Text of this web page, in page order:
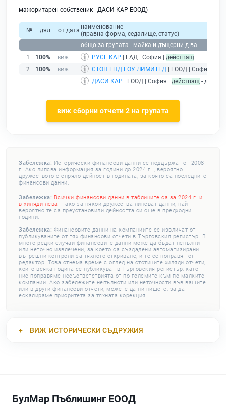
мажоритарен собственик - ДАСИ КАР ЕООД)
№ дял от дата наименование
(правна форма, седалище, статус)
общо за групата - майка и дъщерни д-ва
1
100% РУСЕ КАР | ЕАД | София | действащ
2
100% СТОП ЕНД ГОУ ЛИМИТЕД | ЕООД | София |
ДАСИ КАР | ЕООД | София | действащ -
виж сборни отчети 2 на групата
Забележка: Исторически финансови данни се поддържат от 2008
г. Ако липсва информация за години до 2024 г. , вероятно
дружеството е спряло дейност в годината, за която са последните
финансови данни.
Забележка: Всички финансови данни в таблиците са за 2024 г. и
в хиляди лева – ако за някои дружества липсват данни, най-
вероятно те са преустановили дейността си още в предходни
години.
Забележка: Финансовите данни на компаниите се извличат от
публикуваните от тях финансови отчети в Търговския регистър. В
много редки случаи финансовите данни може да бъдат непълни
или неточно извлечени, за което са създадени автоматизирани
вътрешни контроли за тяхното откриване, и те се поправят от
редактор. Това отнема време с оглед на стотиците хиляди отчети,
които всяка година се публикуват в Търговския регистър, като
ние поправяме несъответствията от по-големите към по-малките
компании. Ако забележите непълноти или неточности във вашите
или в други финансови отчети, можете да ни пишете, за да
ескалираме приоритета за тяхната корекция.
ВИЖ ИСТОРИЧЕСКИ СЪДРУЖИЯ
БулМар Пъблишинг ЕООД